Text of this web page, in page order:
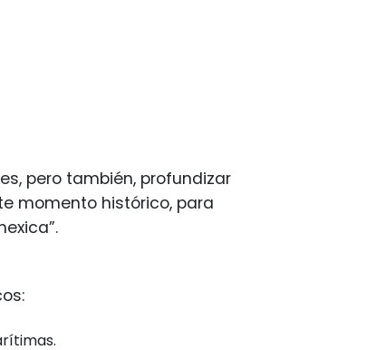
pero también, profundizar
momento histórico, para